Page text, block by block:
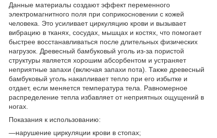
Данные материалы создают эффект переменного
электромагнитного поля при соприкосновении с кожей
человека. Это усиливает циркуляцию крови и вызывает
вибрацию в тканях, сосудах, мышцах и костях, что помогает
быстрее восстанавливаться после длительных физических
нагрузок. Древесный бамбуковый уголь из-за пористой
структуры является хорошим абсорбентом и устраняет
неприятные запахи (включая запахи пота). Также древесный
бамбуковый уголь накапливает тепло при его избытке и
отдает, если меняется температура тела. Равномерное
распределение тепла избавляет от неприятных ощущений в
ногах.
Показания к использованию:
—нарушение циркуляции крови в стопах;